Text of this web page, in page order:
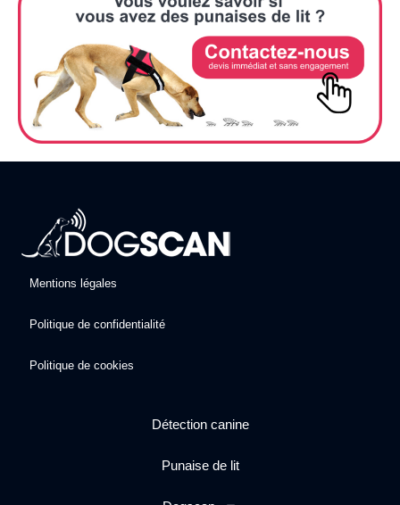
Mentions légales
Politique de confidentialité
Politique de cookies
Détection canine
Punaise de lit